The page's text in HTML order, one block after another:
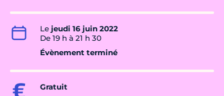
Le jeudi 16 juin 2022
De 19 h à 21 h 30
Évènement terminé
Gratuit